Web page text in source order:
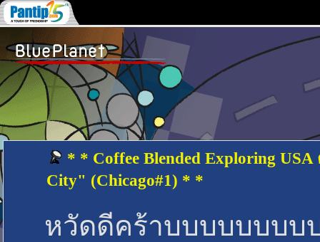
* * Coffee Blended Exploring
City" (Chicago#1) * *
หวัดดีคร้าบบบบบบบ